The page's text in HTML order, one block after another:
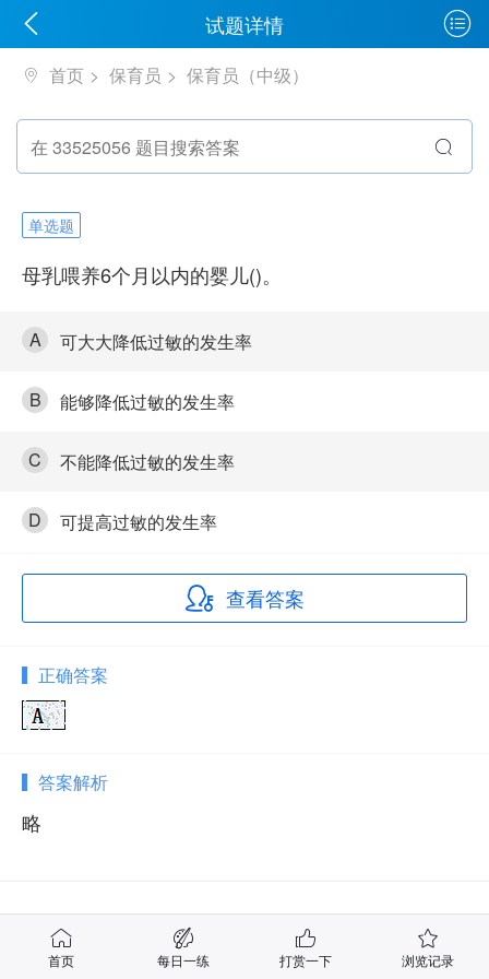
试题详情
首页 保育员 保育员（中级）
单选题
母乳喂养6个月以内的婴儿()。
A 可大大降低过敏的发生率
B 能够降低过敏的发生率
C 不能降低过敏的发生率
D 可提高过敏的发生率
查看答案
正确答案
答案解析
略
相关试题
首页 每日一练 打赏一下 浏览记录